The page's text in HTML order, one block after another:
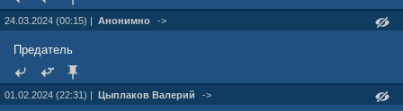
24.03.2024 (00:15) | Анонимно ->
Предатель
01.02.2024 (22:31) | Цыплаков Валерий ->